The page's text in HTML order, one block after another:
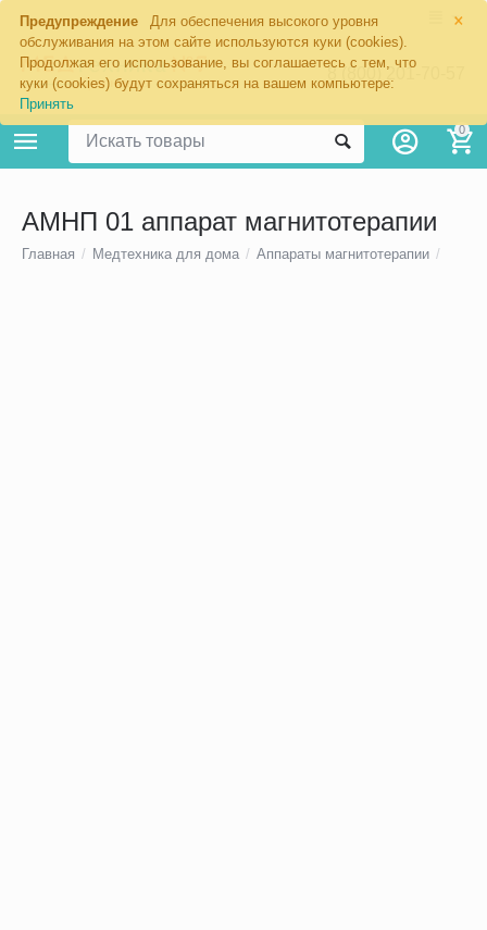
×
Предупреждение
Для обеспечения высокого уровня
обслуживания на этом сайте используются куки (cookies).
Продолжая его использование, вы соглашаетесь с тем, что
куки (cookies) будут сохраняться на вашем компьютере:
Принять
8 (800) 201-70-57
0
АМНП 01 аппарат магнитотерапии
Главная / Медтехника для дома / Аппараты магнитотерапии /